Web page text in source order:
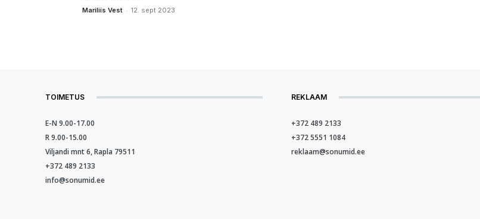
Mariliis Vest - 12. sept 2023
TOIMETUS
E-N 9.00-17.00
R 9.00-15.00
Viljandi mnt 6, Rapla 79511
+372 489 2133
info@sonumid.ee
REKLAAM
+372 489 2133
+372 5551 1084
reklaam@sonumid.ee